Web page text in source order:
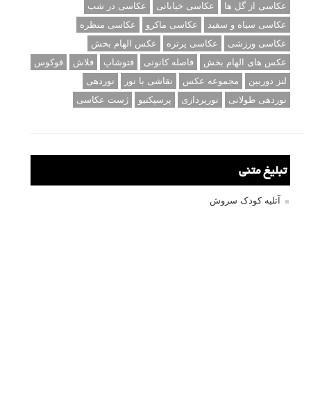
عکاسی از گل ها
عکاسی خیابانی
عکاسی در شب
عکاسی سیاه و سفید
عکاسی ماکرو
عکاسی منظره
عکاسی ورزشی
عکاسی پرتره
عکس الهام بخش
عکس های الهام بخش
فاصله کانونی فتوشاپ فلاش
فوکوس
لنز دوربین
مجموعه عکس نقاشی با نور
نوردهی
نوردهی طولانی
نورپردازی پرسپکتیو ژست عکاسی
تبلیغ متنی
آتلیه کودک سروش